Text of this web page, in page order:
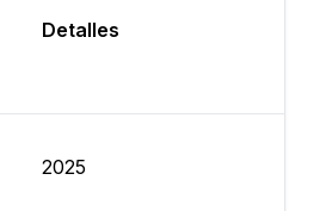
Detalles
2025